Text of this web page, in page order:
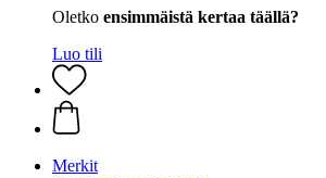
Oletko ensimmäistä kertaa täällä?
Luo tili
Merkit